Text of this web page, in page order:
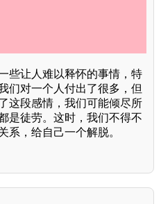
些让人难以释怀的事情，特
们对一个人付出了很多，但
这段感情，我们可能倾尽所
是徒劳。这时，我们不得不
系，给自己一个解脱。